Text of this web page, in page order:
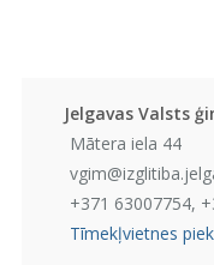
Jelgavas Valsts
Mātera iela 44
+371 63007754,
Tīmekļvietnes